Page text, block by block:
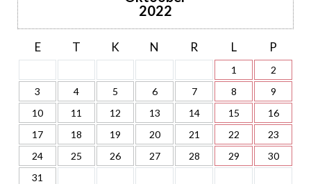
2022
E T K N R L P
1
2
3
4 5 6 7 8
9
10
11 12 13 14 15
16
17
18 19 20 21 22
23
24
25 26 27 28 29
30
31